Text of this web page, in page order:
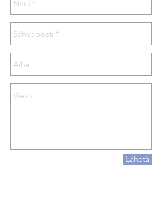
Lähetä